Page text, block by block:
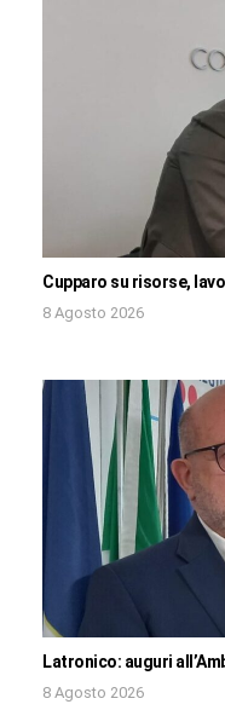
Cupparo su risorse,
8 Agosto 2026
Latronico: auguri
8 Agosto 2026